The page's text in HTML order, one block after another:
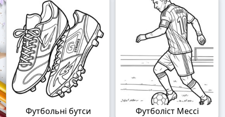
Футбольні бутси Футболіст Мессі